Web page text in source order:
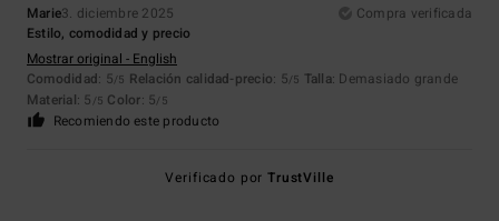
Marie3. diciembre 2025
Compra verificada
Estilo, comodidad y precio
Mostrar original - English
Comodidad: 5/5 Relación calidad-precio: 5/5 Talla: Demasiado grande
Material: 5 /5 Color: 5/5
Recomiendo este producto
Verificado porTrustVille